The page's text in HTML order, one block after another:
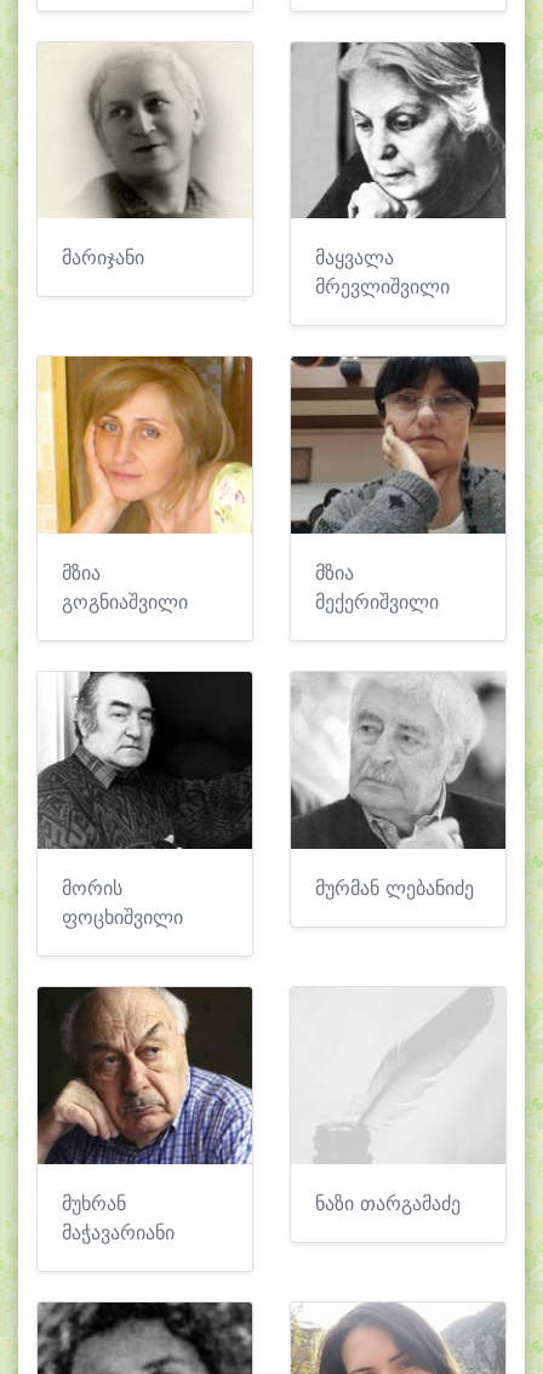
მარიჯანი
მაყვალა
მრევლიშვილი
მზია
გოგნიაშვილი
მზია
მექერიშვილი
მორის
ფოცხიშვილი
მურმან ლებანიძე
მუხრან
მაჭავარიანი
ნაზი თარგამაძე